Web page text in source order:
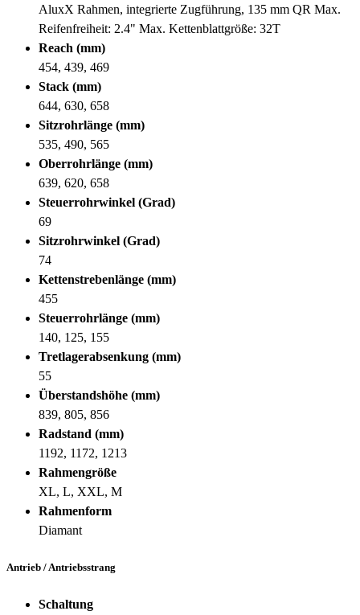
AluxX Rahmen, integrierte Zugführung, 135 mm QR Max.
Reifenfreiheit: 2.4" Max. Kettenblattgröße: 32T
Reach (mm)
454, 439, 469
Stack (mm)
644, 630, 658
Sitzrohrlänge (mm)
535, 490, 565
Oberrohrlänge (mm)
639, 620, 658
Steuerrohrwinkel (Grad)
69
Sitzrohrwinkel (Grad)
74
Kettenstrebenlänge (mm)
455
Steuerrohrlänge (mm)
140, 125, 155
Tretlagerabsenkung (mm)
55
Überstandshöhe (mm)
839, 805, 856
Radstand (mm)
1192, 1172, 1213
Rahmengröße
XL, L, XXL, M
Rahmenform
Diamant
Antrieb / Antriebsstrang
Schaltung